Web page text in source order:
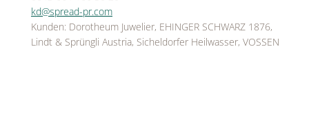
kd@spread-pr.com
Kunden: Dorotheum Juwelier, EHINGER SCHWARZ 1876,
Lindt & Sprüngli Austria, Sicheldorfer Heilwasser, VOSSEN